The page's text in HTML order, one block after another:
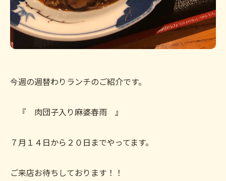
今週の週替わりランチのご紹介です。
『 肉団子入り麻婆春雨 』
７月１４日から２０日までやってます。
ご来店お待ちしております！！